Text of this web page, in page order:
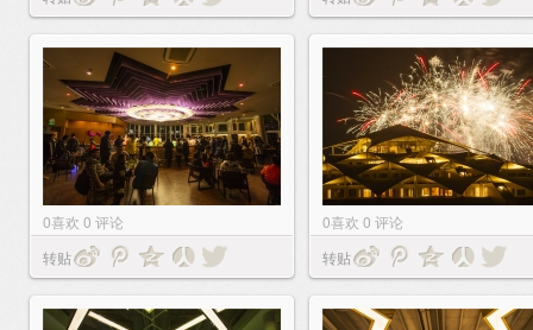
0喜欢 0 评论
转贴
0喜欢 0 评论
转贴